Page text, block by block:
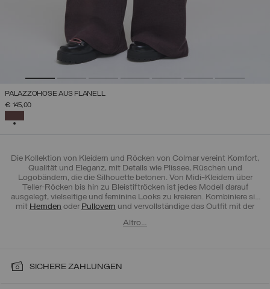
PALAZZOHOSE AUS FLANELL
€ 145,00
Die Kollektion von Kleidern und Röcken von Colmar vereint Komfort,
Qualität und Eleganz, mit Details wie Plissee, Rüschen und
Logobändern, die die Silhouette betonen. Von Midi-Kleidern über
Teller-Röcken bis hin zu Bleistiftröcken ist jedes Modell darauf
ausgelegt, vielseitige und feminine Looks zu kreieren. Kombiniere sie
mit Hemden oder Pullovern und vervollständige das Outfit mit der
Detail gepflegt ist.
Altro…
SICHERE ZAHLUNGEN